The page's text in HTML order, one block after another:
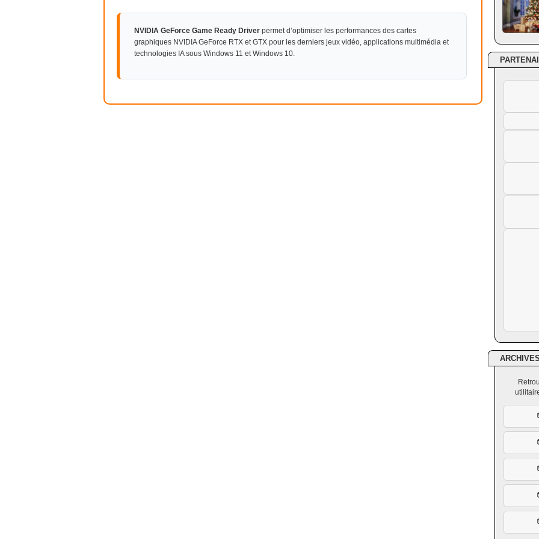
NVIDIA GeForce Game Ready Driver permet d’optimiser les performances des cartes
graphiques NVIDIA GeForce RTX et GTX pour les derniers jeux vidéo, applications multimédia et
technologies IA sous Windows 11 et Windows 10.